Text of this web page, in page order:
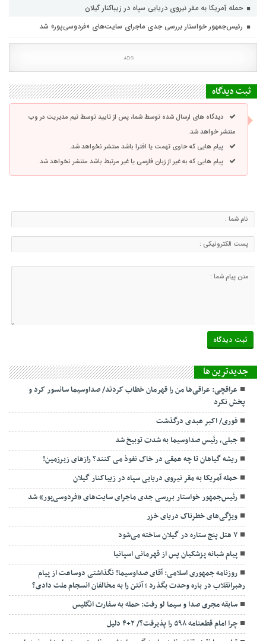
حمله آمریکا به مقر نیروی دریایی سپاه در زیباکنار گیلان
رئیس‌جمهور خواستار بررسی جدی ماجرای سایت‌های «فردوسی‌پور» شد
ثبت دیدگاه
دیدگاه های ارسال شده توسط شما، پس از تایید توسط تیم مدیریت در وب
منتشر خواهد شد.
پیام هایی که حاوی تهمت یا افترا باشد منتشر نخواهد شد.
پیام هایی که به غیر از زبان فارسی یا غیر مرتبط باشد منتشر نخواهد شد.
جديدترين ها
عراقچی: عراقی‌ها من را قهرمان خطاب کردند/ صداوسیما سانسور کرد و
پخش نکرد
فوری/ اکبر عبدی درگذشت
جبلی، رئیس صداوسیما به شدت توبیخ شد
ریشه گیاهان تا چه عمقی در خاک نفوذ می کنند؟ رازهای زیرزمین!
حمله آمریکا به مقر نیروی دریایی سپاه در زیباکنار گیلان
رئیس‌جمهور خواستار بررسی جدی ماجرای سایت‌های «فردوسی‌پور» شد
ویژگی‌های خطرناک دریای خزر
۷ هتل پنج ستاره در گیلان ساخته می‌شود
پیام شبانه پزشکیان پس از قهرمانی اسپانیا
روزنامه جمهوری اسلامی: آقای صداوسیما! نگذاشتی دوساعت از پیام
رهبرانقلاب در باره وحدت بگذرد ؛ آنتن را به مخالفان انسجام ملت دادی؟
سابقه مجری صدا و سیما لو رفت: حمله به سفارت انگلیس
چرا امام قطعنامه ۵۹۸ را پذیرفت؟/ ۲+۴ دلیل